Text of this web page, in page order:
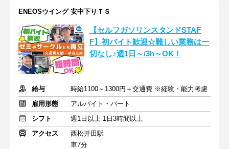
ENEOSウイング 安中下りＴＳ
【セルフガソリンスタンドSTAF
F】初バイト歓迎☆難しい業務は一
切なし♪週1日～/3h～OK！
給与
時給1100～1300円＋交通費 ※経験・能力考慮
雇用形態
アルバイト・パート
シフト
週1日以上 1日3時間以上
アクセス
西松井田駅
車7分